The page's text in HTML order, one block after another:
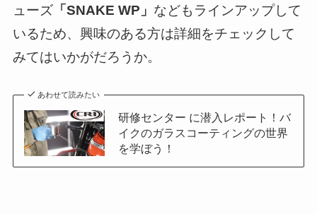
ューズ「SNAKE WP」 などもラインアップして
いるため、興味のある方は詳細をチェックして
みてはいかがだろうか。
あわせて読みたい
研修センター に潜入レポート！バ
イクのガラスコーティングの世界
を学ぼう！